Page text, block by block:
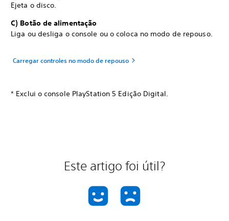
Ejeta o disco.
C) Botão de alimentação
Liga ou desliga o console ou o coloca no modo de repouso.
Carregar controles no modo de repouso
* Exclui o console PlayStation 5 Edição Digital.
Este artigo foi útil?